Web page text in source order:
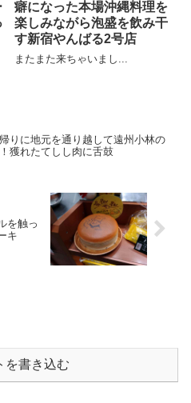
癖になった本場沖縄料理を
楽しみながら泡盛を飲み干
す新宿やんばる2号店
またまた来ちゃいまし...
りに地元を通り越して遠州小林の
獲れたてしし肉に舌鼓
を触っ
キ
を書き込む